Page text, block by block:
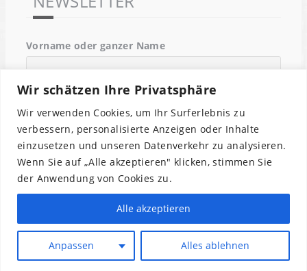
Wir schätzen Ihre Privatsphäre
Wir verwenden Cookies, um Ihr Surferlebnis zu
verbessern, personalisierte Anzeigen oder Inhalte
einzusetzen und unseren Datenverkehr zu analysieren.
Wenn Sie auf „Alle akzeptieren" klicken, stimmen Sie
der Anwendung von Cookies zu.
Anpassen Alles ablehnen
Alle akzeptieren
Vorname oder ganzer Name
Email
Indem Du fortfährst, akzeptierst Du unsere
Datenschutzerklärung.